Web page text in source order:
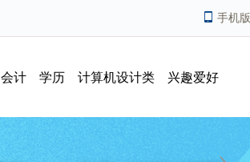
手机版
会计 学历 计算机设计类 兴趣爱好